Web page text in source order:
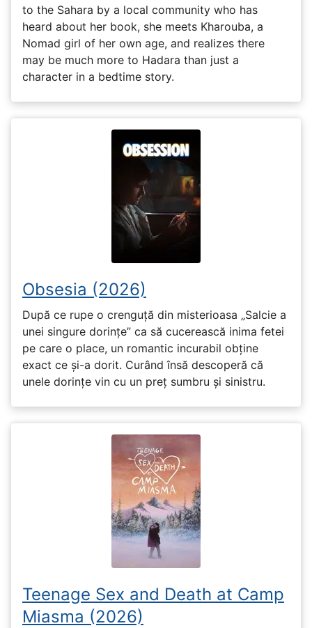
to the Sahara by a local community who has
heard about her book, she meets Kharouba, a
Nomad girl of her own age, and realizes there
may be much more to Hadara than just a
character in a bedtime story.
Obsesia (2026)
După ce rupe o crenguță din misterioasa „Salcie a
unei singure dorințe” ca să cucerească inima fetei
pe care o place, un romantic incurabil obține
exact ce și-a dorit. Curând însă descoperă că
unele dorințe vin cu un preț sumbru și sinistru.
Teenage Sex and Death at Camp
Miasma (2026)